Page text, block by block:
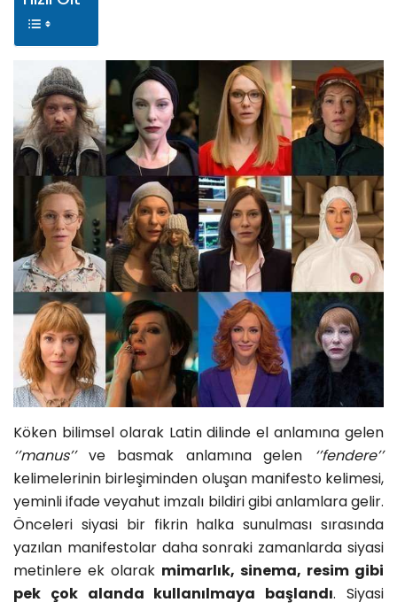
Köken bilimsel olarak Latin dilinde el anlamına gelen
‘’manus’’ ve basmak anlamına gelen ‘’fendere’’
kelimelerinin birleşiminden oluşan manifesto kelimesi,
yeminli ifade veyahut imzalı bildiri gibi anlamlara gelir.
Önceleri siyasi bir fikrin halka sunulması sırasında
yazılan manifestolar daha sonraki zamanlarda siyasi
metinlere ek olarak mimarlık, sinema, resim gibi
pek çok alanda kullanılmaya başlandı. Siyasi